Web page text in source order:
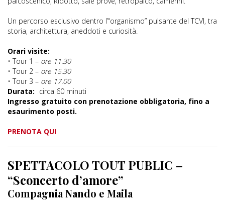
Un percorso esclusivo dentro l’“organismo” pulsante del TCVI, tra
storia, architettura, aneddoti e curiosità.
Orari visite:
• Tour 1 – ore 11.30
• Tour 2 – ore 15.30 ​​​​​​​
• Tour 3 – ore 17.00
Durata: circa 60 minuti
Ingresso gratuito con prenotazione obbligatoria, fino a
esaurimento posti.
PRENOTA QUI
SPETTACOLO TOUT PUBLIC –
“Sconcerto d’amore”
Compagnia Nando e Maila